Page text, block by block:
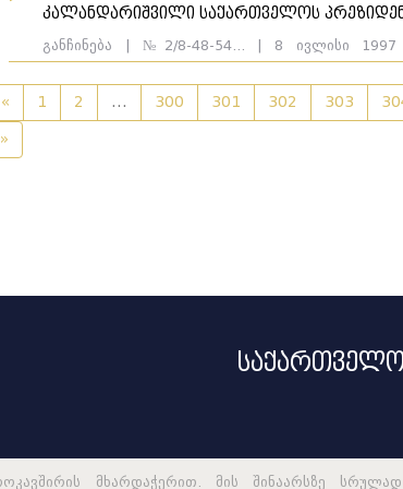
კალანდარიშვილი საქართველოს
განჩინება | №2/8-48-54... | 8 ივლისი
ჩორგოლაშვილი, ზაურ ჯინჯოლავა.
მიღებული არსებითად განსახილველად,
განსჯადობის პრობლემა
« 1 2 ... 300 301 302 303
»
მხარდაჭერით. მის შინაარსზე